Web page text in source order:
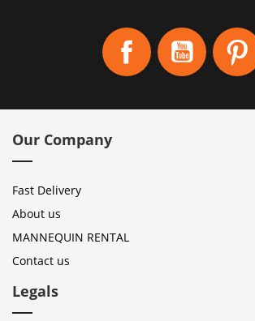
Facebook YouTube
Our Company
Fast Delivery
About us
MANNEQUIN RENTAL
Contact us
Legals